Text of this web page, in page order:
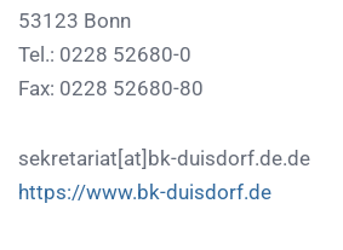
53123 Bonn
Tel.: 0228 52680-0
Fax: 0228 52680-80
sekretariat[at]bk-duisdorf.de.de
https://www.bk-duisdorf.de